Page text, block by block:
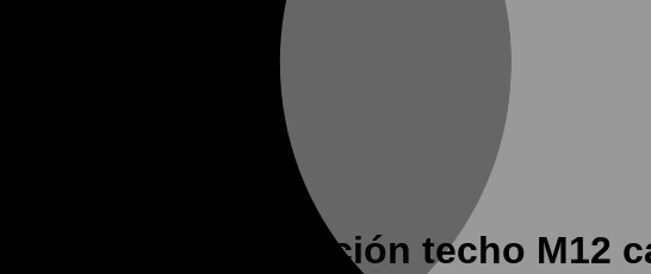
TM-25 sujeción techo M12